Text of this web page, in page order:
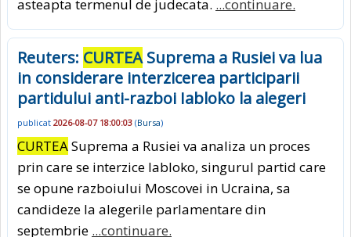
asteapta termenul de judecata. ...continuare.
Reuters: CURTEASuprema a Rusiei va lua
in considerare interzicerea participarii
partidului anti-razboi Iabloko la alegeri
publicat 2026-08-07 18:00:03 (Bursa)
CURTEASuprema a Rusiei va analiza un proces
prin care se interzice Iabloko, singurul partid care
se opune razboiului Moscovei in Ucraina, sa
candideze la alegerile parlamentare din
septembrie ...continuare.